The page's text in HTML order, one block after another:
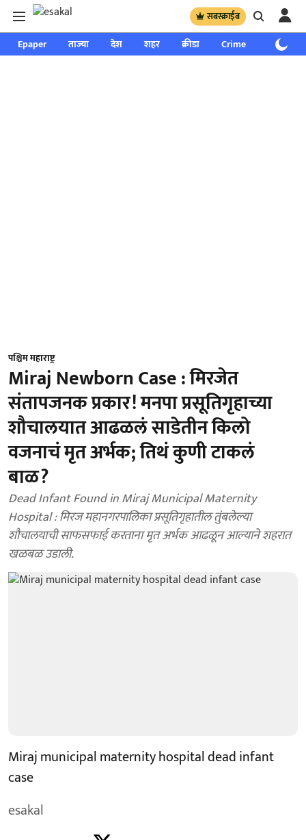
सबस्क्राईब
Epaper ताज्या देश शहर क्रीडा Crime साप्ताहिक
पश्चिम महाराष्ट्र
Miraj Newborn Case : मिरजेत
संतापजनक प्रकार! मनपा प्रसूतिगृहाच्या
शौचालयात आढळलं साडेतीन किलो
वजनाचं मृत अर्भक; तिथं कुणी टाकलं
बाळ?
Dead Infant Found in Miraj Municipal Maternity
Hospital : मिरज महानगरपालिका प्रसूतिगृहातील तुंबलेल्या
शौचालयाची साफसफाई करताना मृत अर्भक आढळून आल्याने शहरात
खळबळ उडाली.
Miraj municipal maternity hospital dead infant
case
esakal